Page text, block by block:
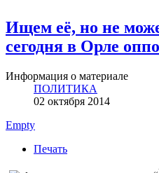
Ищем её, но не
сегодня в Орле
Информация о материале
ПОЛИТИКА
02 октября 2014
Empty
Печать